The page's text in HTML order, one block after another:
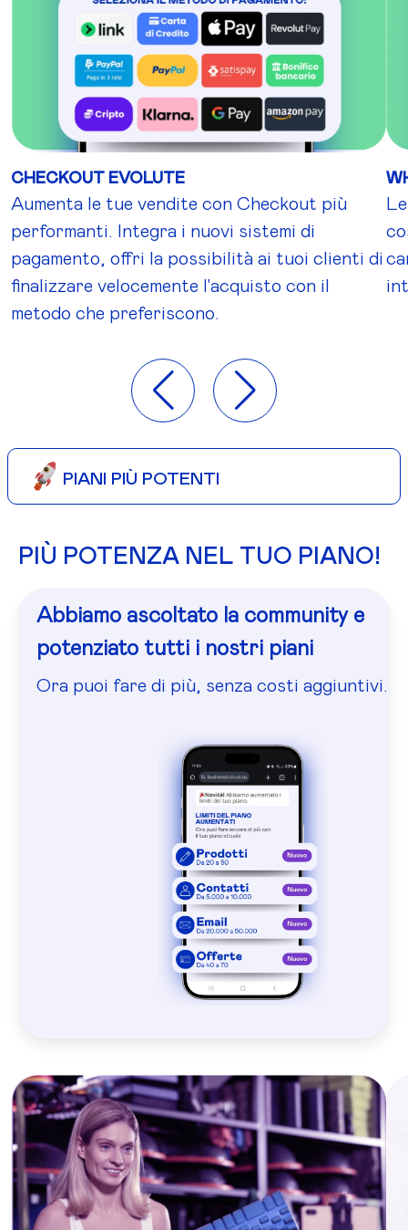
CHECKOUT EVOLUTE
Aumenta le tue vendite con Checkout più
performanti. Integra i nuovi sistemi di
pagamento, offri la possibilità ai tuoi clienti di
finalizzare velocemente l'acquisto con il
metodo che preferiscono.
PIANI PIÙ POTENTI
PIÙ POTENZA NEL TUO PIANO!
Abbiamo ascoltato la community e
potenziato tutti i nostri piani
Ora puoi fare di più, senza costi aggiuntivi.